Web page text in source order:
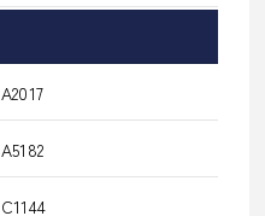
A2017
A5182
C1144